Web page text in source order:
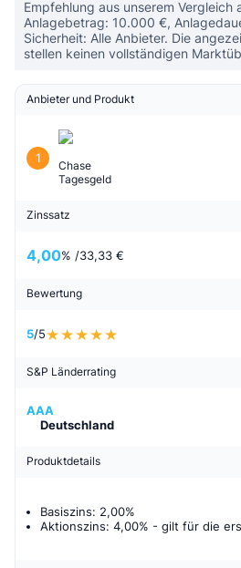
Empfehlung aus unserem Vergleich
Anlagebetrag: 10.000 €,
Sicherheit: Alle Anbieter. Die
stellen keinen vollständigen
Anbieter und Produkt
1
Chase
Tagesgeld
Zinssatz
4,00% /33,33 €
Bewertung
5/5
S&P Länderrating
AAA
Deutschland
Produktdetails
Basiszins: 2,00%
Aktionszins: 4,00% - gilt für die